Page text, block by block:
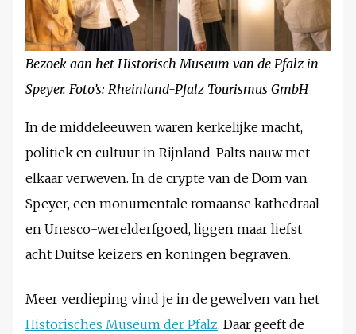
Bezoek aan het Historisch Museum van de Pfalz in
Speyer. Foto’s: Rheinland-Pfalz Tourismus GmbH
In de middeleeuwen waren kerkelijke macht,
politiek en cultuur in Rijnland-Palts nauw met
elkaar verweven. In de crypte van de Dom van
Speyer, een monumentale romaanse kathedraal
en Unesco-werelderfgoed, liggen maar liefst
acht Duitse keizers en koningen begraven.
Meer verdieping vind je in de gewelven van het
Historisches Museum der Pfalz. Daar geeft de